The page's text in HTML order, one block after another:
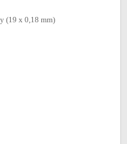
(19 x 0,18 mm)